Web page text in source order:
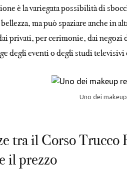
è la variegata possibilità di
ma può spaziare anche
privati, per cerimonie, dai
degli eventi o degli studi
Uno dei
tra il Corso Trucco
il prezzo